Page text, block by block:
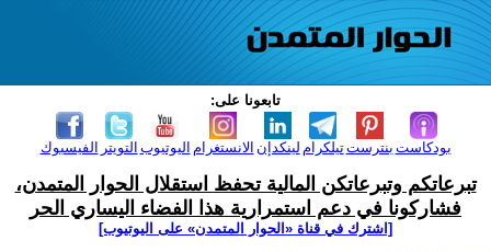
تابعونا على:
الفيسبوك التويتر اليوتيوب الانستغرام لينكدإن تيلكرامبنترست بودكاست
تبرعاتكم وتبرعاتكن المالية تحفظ استقلال الحوار المتمدن،
فشاركونا في دعم استمرارية هذا الفضاء اليساري الحر
[اشترك في قناة ‫«الحوار المتمدن» على اليوتيوب]